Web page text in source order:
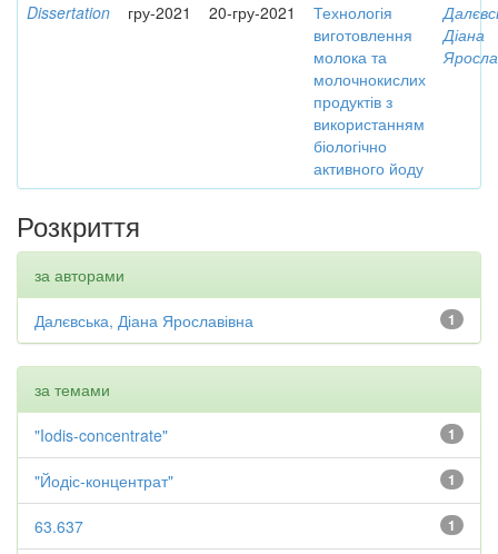
Dissertation гру-2021 20-гру-2021
Технологія
виготовлення
молока та
молочнокислих
продуктів з
використанням
біологічно
активного йоду
Діана
Розкриття
за авторами
1
Далєвська, Діана Ярославівна
за темами
1
"Iodis-concentrate"
1
"Йодіс-концентрат"
1
63.637